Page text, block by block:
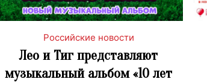
Российские новости
Лео и Тиг представляют
музыкальный альбом «10 лет